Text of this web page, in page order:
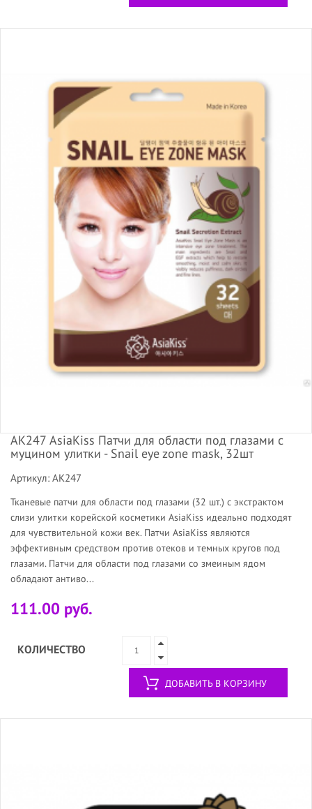
АК247 AsiaKiss Патчи для области под глазами с
муцином улитки - Snail eye zone mask, 32шт
Артикул: АК247
Тканевые патчи для области под глазами (32 шт.) с экстрактом
слизи улитки корейской косметики AsiaKiss идеально подходят
для чувствительной кожи век. Патчи AsiaKiss являются
эффективным средством против отеков и темных кругов под
глазами. Патчи для области под глазами со змеиным ядом
обладают антиво...
111.00 руб.
КОЛИЧЕСТВО
ДОБАВИТЬ В КОРЗИНУ